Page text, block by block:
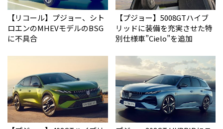
【リコール】プジョー、シト
ロエンのMHEVモデルのBSG
に不具合
【プジョー】5008GTハイブ
リッドに装備を充実させた特
別仕様車”Cielo”を追加